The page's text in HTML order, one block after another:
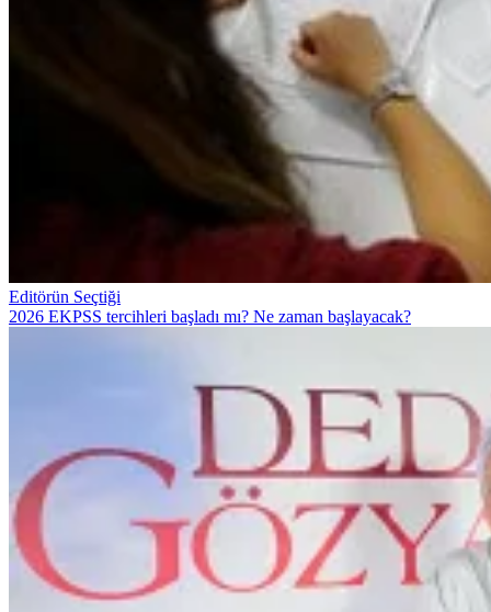
Editörün Seçtiği
2026 EKPSS tercihleri başladı mı? Ne zaman başlayacak?